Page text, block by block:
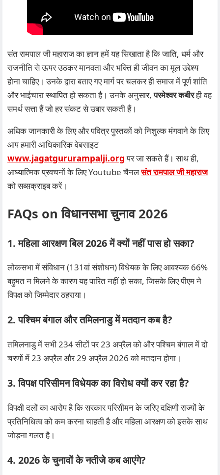
संत रामपाल जी महाराज का ज्ञान हमें यह सिखाता है कि जाति, धर्म और
राजनीति से ऊपर उठकर मानवता और भक्ति ही जीवन का मूल उद्देश्य
होना चाहिए। उनके द्वारा बताए गए मार्ग पर चलकर ही समाज में पूर्ण शांति
और भाईचारा स्थापित हो सकता है। उनके अनुसार,परमेश्वर कबीरही वह
समर्थ सत्ता हैं जो हर संकट से उबार सकती हैं।
अधिक जानकारी के लिए और पवित्र पुस्तकों को निशुल्क मंगवाने के लिए
आप हमारी आधिकारिक वेबसाइट
www.jagatgururampalji.orgपर जा सकते हैं। साथ ही,
आध्यात्मिक प्रवचनों के लिए Youtube चैनलसंत रामपाल जी महाराज
को सब्सक्राइब करें।
FAQs on विधानसभा चुनाव 2026
1. महिला आरक्षण बिल 2026 में क्यों नहीं पास हो सका?
लोकसभा में संविधान (131वां संशोधन) विधेयक के लिए आवश्यक 66%
बहुमत न मिलने के कारण यह पारित नहीं हो सका, जिसके लिए पीएम ने
विपक्ष को जिम्मेदार ठहराया।
2. पश्चिम बंगाल और तमिलनाडु में मतदान कब है?
तमिलनाडु में सभी 234 सीटों पर 23 अप्रैल को और पश्चिम बंगाल में दो
चरणों में 23 अप्रैल और 29 अप्रैल 2026 को मतदान होगा।
3. विपक्ष परिसीमन विधेयक का विरोध क्यों कर रहा है?
विपक्षी दलों का आरोप है कि सरकार परिसीमन के जरिए दक्षिणी राज्यों के
प्रतिनिधित्व को कम करना चाहती है और महिला आरक्षण को इसके साथ
जोड़ना गलत है।
4. 2026 के चुनावों के नतीजे कब आएंगे?